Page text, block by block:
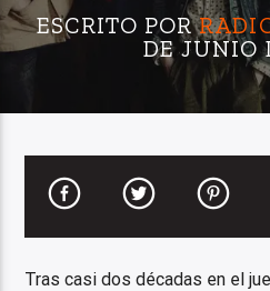
ESCRITO POR
DE JUNIO
Tras casi dos décadas en el